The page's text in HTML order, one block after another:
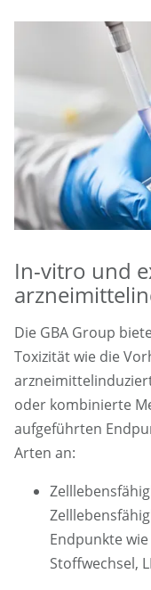
In-vitro und
Die GBA Group
Toxizität wie die
oder kombinierte
aufgeführten
Arten an:
Endpunkte
Stoffwechsel,